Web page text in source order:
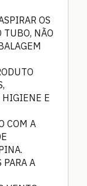
OS
TUBO, NÃO
HIGIENE E
COM A
A